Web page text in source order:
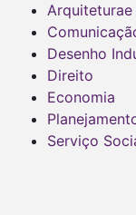
Desenho
Direito
Economia
Serviço